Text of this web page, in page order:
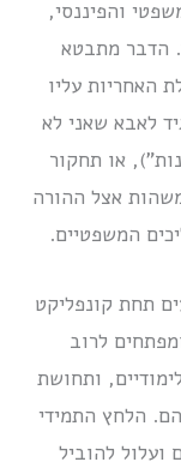
והפיננסי,
הדבר מתבטא
האחריות עליו
לאבא שאני לא
או תחקור
אצל ההורה
המשפטיים.
תחת קונפליקט
לרוב
ותחושת
הלחץ התמידי
להוביל